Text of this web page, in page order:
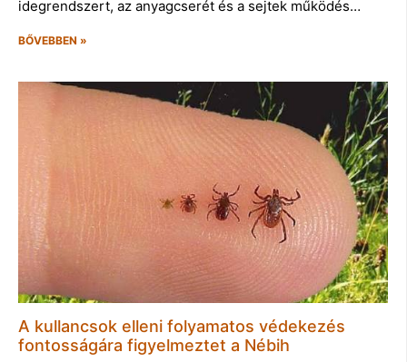
idegrendszert, az anyagcserét és a sejtek működés…
BŐVEBBEN »
A kullancsok elleni folyamatos védekezés
fontosságára figyelmeztet a Nébih